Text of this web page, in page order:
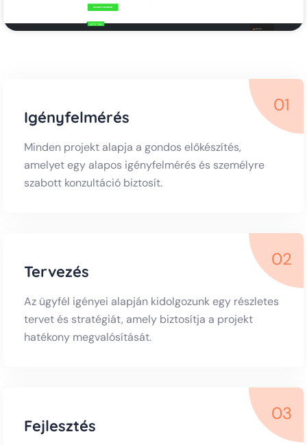
01
Igényfelmérés
Minden projekt alapja a gondos előkészítés,
amelyet egy alapos igényfelmérés és személyre
szabott konzultáció biztosít.
02
Tervezés
Az ügyfél igényei alapján kidolgozunk egy részletes
tervet és stratégiát, amely biztosítja a projekt
hatékony megvalósítását.
03
Fejlesztés